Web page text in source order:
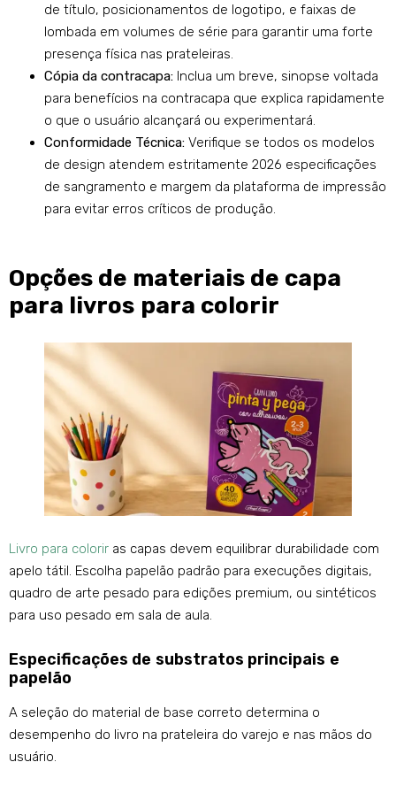
de título, posicionamentos de logotipo, e faixas de
lombada em volumes de série para garantir uma forte
presença física nas prateleiras.
Cópia da contracapa: Inclua um breve, sinopse voltada
para benefícios na contracapa que explica rapidamente
o que o usuário alcançará ou experimentará.
Conformidade Técnica: Verifique se todos os modelos
de design atendem estritamente 2026 especificações
de sangramento e margem da plataforma de impressão
para evitar erros críticos de produção.
Opções de materiais de capa
para livros para colorir
Livro para colorir as capas devem equilibrar durabilidade com
apelo tátil. Escolha papelão padrão para execuções digitais,
quadro de arte pesado para edições premium, ou sintéticos
para uso pesado em sala de aula.
Especificações de substratos principais e
papelão
A seleção do material de base correto determina o
desempenho do livro na prateleira do varejo e nas mãos do
usuário.